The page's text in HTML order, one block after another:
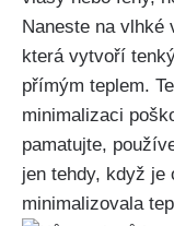
Naneste na vlhké
která vytvoří
‌přímým teplem.
minimalizaci
pamatujte,
jen tehdy,⁣ když je
minimalizovala